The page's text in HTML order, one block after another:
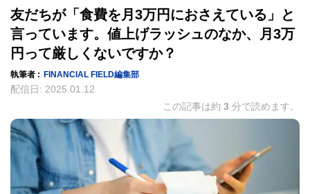
友だちが「食費を月3万円におさえている」と
言っています。値上げラッシュのなか、月3万
円って厳しくないですか？
執筆者 : FINANCIAL FIELD編集部
配信日: 2025.01.12
この記事は約 3 分で読めます。